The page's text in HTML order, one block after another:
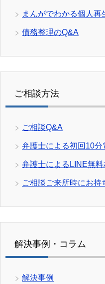
まんがでわかる個人再
債務整理のQ&A
ご相談方法
ご相談Q&A
弁護士による初回10分
弁護士によるLINE無料
ご相談ご来所時にお持
解決事例・コラム
解決事例